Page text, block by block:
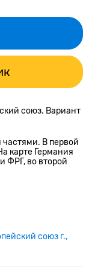
союз. Вариант
частями. В первой
карте Германия
ФРГ, во второй
союз г.